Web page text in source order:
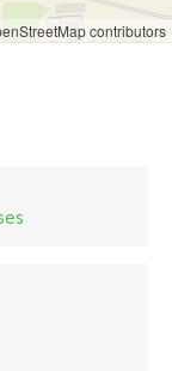
contributors